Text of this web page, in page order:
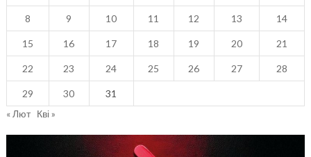
8 9 10 11 12 13 14
15 16 17 18 19 20 21
22 23 24 25 26 27 28
29 30
31
« Лют Кві »